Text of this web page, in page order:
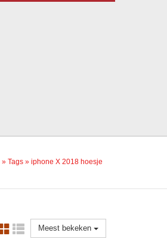
» Tags » iphone X 2018 hoesje
Meest bekeken